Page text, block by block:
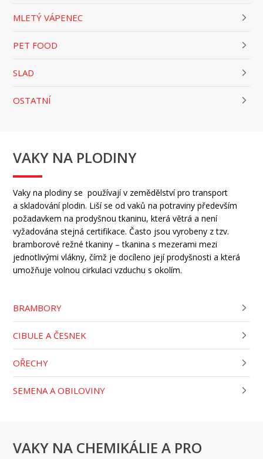
MLETÝ VÁPENEC
PET FOOD
SLAD
OSTATNÍ
VAKY NA PLODINY
Vaky na plodiny se používají v zemědělství pro transport
a skladování plodin. Liší se od vaků na potraviny především
požadavkem na prodyšnou tkaninu, která větrá a není
vyžadována stejná certifikace. Často jsou vyrobeny z tzv.
bramborové režné tkaniny – tkanina s mezerami mezi
jednotlivými vlákny, čímž je docíleno její prodyšnosti a která
umožňuje volnou cirkulaci vzduchu s okolím.
BRAMBORY
CIBULE A ČESNEK
OŘECHY
SEMENA A OBILOVINY
VAKY NA CHEMIKÁLIE A PRO